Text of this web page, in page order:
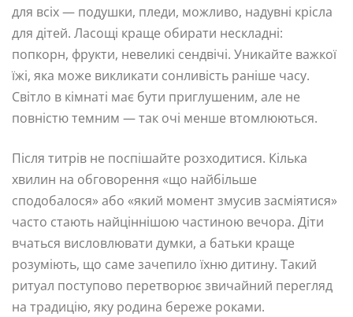
для всіх — подушки, пледи, можливо, надувні крісла
для дітей. Ласощі краще обирати нескладні:
попкорн, фрукти, невеликі сендвічі. Уникайте важкої
їжі, яка може викликати сонливість раніше часу.
Світло в кімнаті має бути приглушеним, але не
повністю темним — так очі менше втомлюються.
Після титрів не поспішайте розходитися. Кілька
хвилин на обговорення «що найбільше
сподобалося» або «який момент змусив засміятися»
часто стають найціннішою частиною вечора. Діти
вчаться висловлювати думки, а батьки краще
розуміють, що саме зачепило їхню дитину. Такий
ритуал поступово перетворює звичайний перегляд
на традицію, яку родина береже роками.